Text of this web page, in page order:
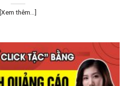
[Xem thêm...]